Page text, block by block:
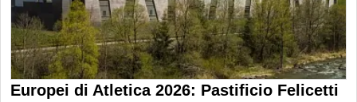
Europei di Atletica 2026: Pastificio Felicetti